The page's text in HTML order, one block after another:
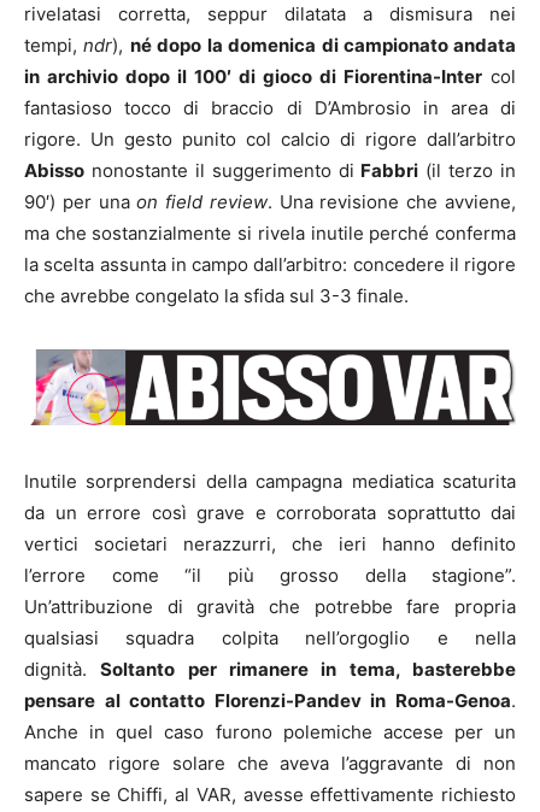
rivelatasi corretta, seppur dilatata a dismisura nei
tempi,ndr), né dopo la domenica di campionato andata
in archivio dopo il 100′ di gioco di Fiorentina-Inter col
fantasioso tocco di braccio di D’Ambrosio in area di
rigore. Un gesto punito col calcio di rigore dall’arbitro
Abisso nonostante il suggerimento di Fabbri (il terzo in
90′) per unaon field review. Una revisione che avviene,
ma che sostanzialmente si rivela inutile perché conferma
la scelta assunta in campo dall’arbitro: concedere il rigore
che avrebbe congelato la sfida sul 3-3 finale.
Inutile sorprendersi della campagna mediatica scaturita
da un errore così grave e corroborata soprattutto dai
vertici societari nerazzurri, che ieri hanno definito
l’errore come “il più grosso della stagione”.
Un’attribuzione di gravità che potrebbe fare propria
qualsiasi squadra colpita nell’orgoglio e nella
dignità.Soltanto per rimanere in tema, basterebbe
pensare al contatto Florenzi-Pandev in Roma-Genoa.
Anche in quel caso furono polemiche accese per un
mancato rigore solare che aveva l’aggravante di non
sapere se Chiffi, al VAR, avesse effettivamente richiesto